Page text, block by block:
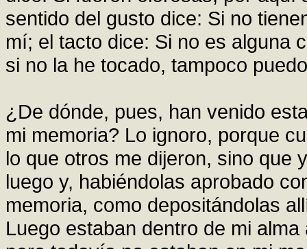
sentido del gusto dice: Si no
mí; el tacto dice: Si no es alguna
si no la he tocado, tampoco
¿De dónde, pues, han venido
mi memoria? Lo ignoro, porque
lo que otros me dijeron, sino que
luego y, habiéndolas aprobado
memoria, como depositándolas
Luego estaban dentro de mi